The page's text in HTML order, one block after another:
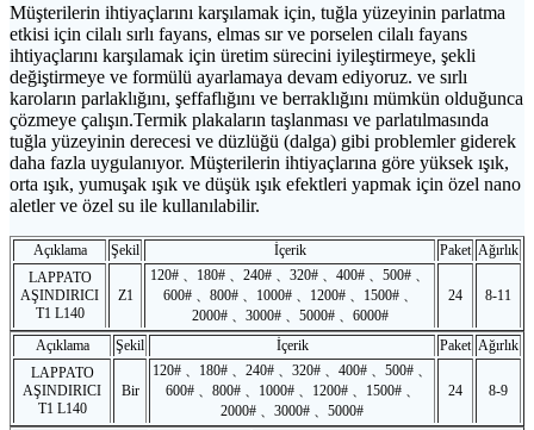
Müşterilerin ihtiyaçlarını karşılamak için, tuğla yüzeyinin parlatma
etkisi için cilalı sırlı fayans, elmas sır ve porselen cilalı fayans
ihtiyaçlarını karşılamak için üretim sürecini iyileştirmeye, şekli
değiştirmeye ve formülü ayarlamaya devam ediyoruz. ve sırlı
karoların parlaklığını, şeffaflığını ve berraklığını mümkün olduğunca
çözmeye çalışın.Termik plakaların taşlanması ve parlatılmasında
tuğla yüzeyinin derecesi ve düzlüğü (dalga) gibi problemler giderek
daha fazla uygulanıyor. Müşterilerin ihtiyaçlarına göre yüksek ışık,
orta ışık, yumuşak ışık ve düşük ışık efektleri yapmak için özel nano
aletler ve özel su ile kullanılabilir.
Açıklama Şekil İçerik Paket Ağırlık
LAPPATO
AŞINDIRICI
T1 L140
Z1
120# 、180# 、240# 、320# 、400# 、500# 、
600# 、800# 、1000# 、1200# 、1500# 、
2000# 、3000# 、5000# 、6000#
24 8-11
Açıklama Şekil İçerik Paket Ağırlık
LAPPATO
AŞINDIRICI
T1 L140
Bir
120# 、180# 、240# 、320# 、400# 、500# 、
600# 、800# 、1000# 、1200# 、1500# 、
2000# 、3000# 、5000#
24 8-9